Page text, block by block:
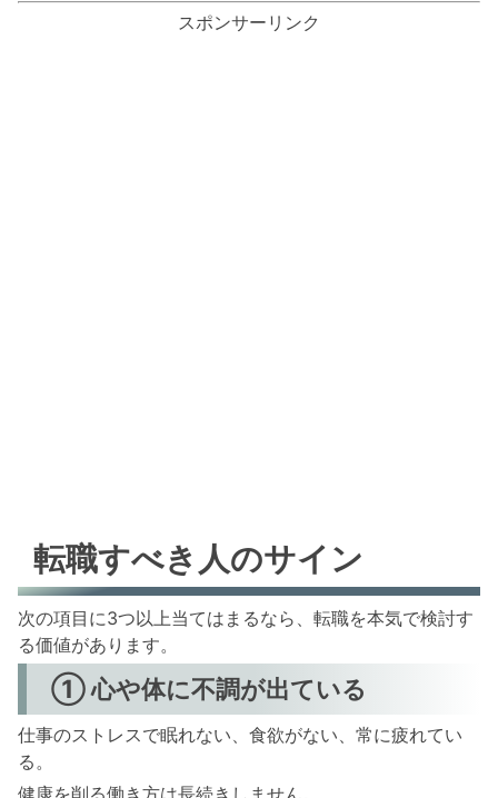
スポンサーリンク
転職すべき人のサイン
次の項目に3つ以上当てはまるなら、転職を本気で検討す
る価値があります。
① 心や体に不調が出ている
仕事のストレスで眠れない、食欲がない、常に疲れてい
る。
健康を削る働き方は長続きしません。